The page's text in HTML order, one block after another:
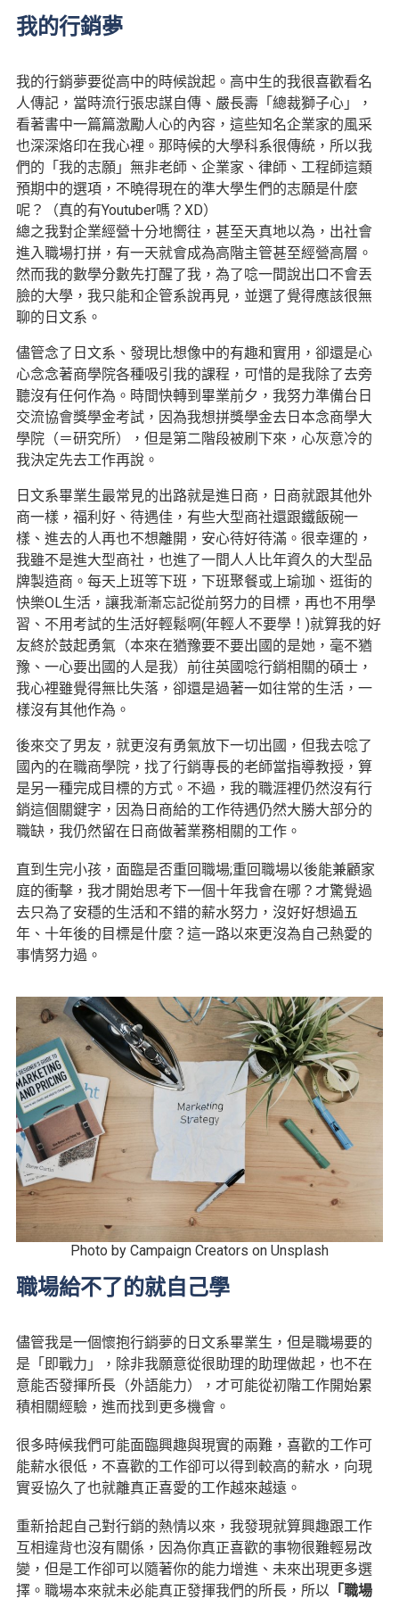
我的行銷夢
我的行銷夢要從高中的時候說起。高中生的我很喜歡看名
人傳記，當時流行張忠謀自傳、嚴長壽「總裁獅子心」，
看著書中一篇篇激勵人心的內容，這些知名企業家的風采
也深深烙印在我心裡。那時候的大學科系很傳統，所以我
們的「我的志願」無非老師、企業家、律師、工程師這類
預期中的選項，不曉得現在的準大學生們的志願是什麼
呢？（真的有Youtuber嗎？XD）
總之我對企業經營十分地嚮往，甚至天真地以為，出社會
進入職場打拼，有一天就會成為高階主管甚至經營高層。
然而我的數學分數先打醒了我，為了唸一間說出口不會丟
臉的大學，我只能和企管系說再見，並選了覺得應該很無
聊的日文系。
儘管念了日文系、發現比想像中的有趣和實用，卻還是心
心念念著商學院各種吸引我的課程，可惜的是我除了去旁
聽沒有任何作為。時間快轉到畢業前夕，我努力準備台日
交流協會獎學金考試，因為我想拼獎學金去日本念商學大
學院（＝研究所），但是第二階段被刷下來，心灰意冷的
我決定先去工作再說。
日文系畢業生最常見的出路就是進日商，日商就跟其他外
商一樣，福利好、待遇佳，有些大型商社還跟鐵飯碗一
樣、進去的人再也不想離開，安心待好待滿。很幸運的，
我雖不是進大型商社，也進了一間人人比年資久的大型品
牌製造商。每天上班等下班，下班聚餐或上瑜珈、逛街的
快樂OL生活，讓我漸漸忘記從前努力的目標，再也不用學
習、不用考試的生活好輕鬆啊(年輕人不要學！)就算我的好
友終於鼓起勇氣（本來在猶豫要不要出國的是她，毫不猶
豫、一心要出國的人是我）前往英國唸行銷相關的碩士，
我心裡雖覺得無比失落，卻還是過著一如往常的生活，一
樣沒有其他作為。
後來交了男友，就更沒有勇氣放下一切出國，但我去唸了
國內的在職商學院，找了行銷專長的老師當指導教授，算
是另一種完成目標的方式。不過，我的職涯裡仍然沒有行
銷這個關鍵字，因為日商給的工作待遇仍然大勝大部分的
職缺，我仍然留在日商做著業務相關的工作。
直到生完小孩，面臨是否重回職場;重回職場以後能兼顧家
庭的衝擊，我才開始思考下一個十年我會在哪？才驚覺過
去只為了安穩的生活和不錯的薪水努力，沒好好想過五
年、十年後的目標是什麼？這一路以來更沒為自己熱愛的
事情努力過。
Photo by Campaign Creators on Unsplash
職場給不了的就自己學
儘管我是一個懷抱行銷夢的日文系畢業生，但是職場要的
是「即戰力」，除非我願意從很助理的助理做起，也不在
意能否發揮所長（外語能力），才可能從初階工作開始累
積相關經驗，進而找到更多機會。
很多時候我們可能面臨興趣與現實的兩難，喜歡的工作可
能薪水很低，不喜歡的工作卻可以得到較高的薪水，向現
實妥協久了也就離真正喜愛的工作越來越遠。
重新拾起自己對行銷的熱情以來，我發現就算興趣跟工作
互相違背也沒有關係，因為你真正喜歡的事物很難輕易改
變，但是工作卻可以隨著你的能力增進、未來出現更多選
擇。職場本來就未必能真正發揮我們的所長，所以 「職場